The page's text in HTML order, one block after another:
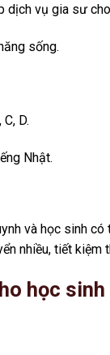
dịch vụ gia sư
sống.
D.
Nhật.
và học sinh
nhiều, tiết kiệm
học sinh